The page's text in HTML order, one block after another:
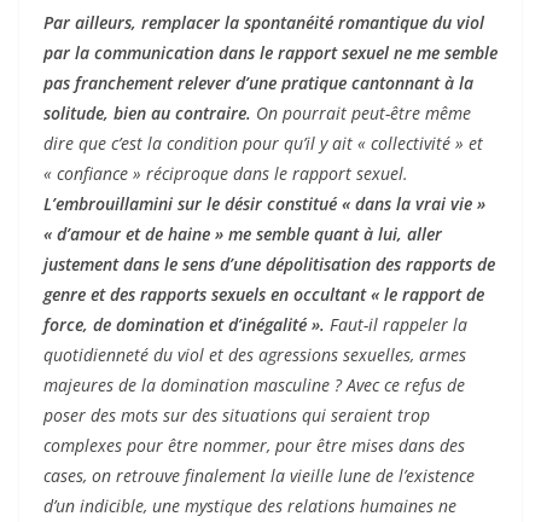
Par ailleurs, remplacer la spontanéité romantique du viol
par la communication dans le rapport sexuel ne me semble
pas franchement relever d’une pratique cantonnant à la
solitude, bien au contraire. On pourrait peut-être même
dire que c’est la condition pour qu’il y ait « collectivité » et
« confiance » réciproque dans le rapport sexuel.
L’embrouillamini sur le désir constitué « dans la vrai vie »
« d’amour et de haine » me semble quant à lui, aller
justement dans le sens d’une dépolitisation des rapports de
genre et des rapports sexuels en occultant « le rapport de
force, de domination et d’inégalité ». Faut-il rappeler la
quotidienneté du viol et des agressions sexuelles, armes
majeures de la domination masculine ? Avec ce refus de
poser des mots sur des situations qui seraient trop
complexes pour être nommer, pour être mises dans des
cases, on retrouve finalement la vieille lune de l’existence
d’un indicible, une mystique des relations humaines ne